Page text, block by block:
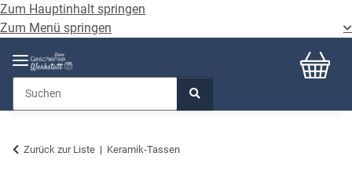
Zum Hauptinhalt springen
Zum Menü springen
Zurück zur Liste Keramik-Tassen